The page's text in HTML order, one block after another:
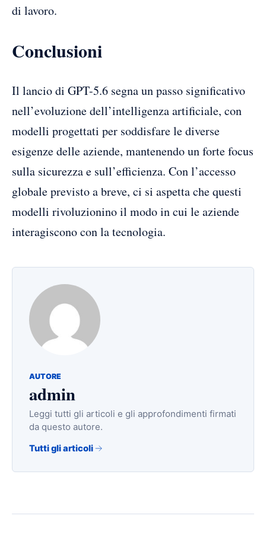
di lavoro.
Conclusioni
Il lancio di GPT-5.6 segna un passo significativo
nell’evoluzione dell’intelligenza artificiale, con
modelli progettati per soddisfare le diverse
esigenze delle aziende, mantenendo un forte focus
sulla sicurezza e sull’efficienza. Con l’accesso
globale previsto a breve, ci si aspetta che questi
modelli rivoluzionino il modo in cui le aziende
interagiscono con la tecnologia.
AUTORE
admin
Leggi tutti gli articoli e gli approfondimenti firmati
da questo autore.
Tutti gli articoli